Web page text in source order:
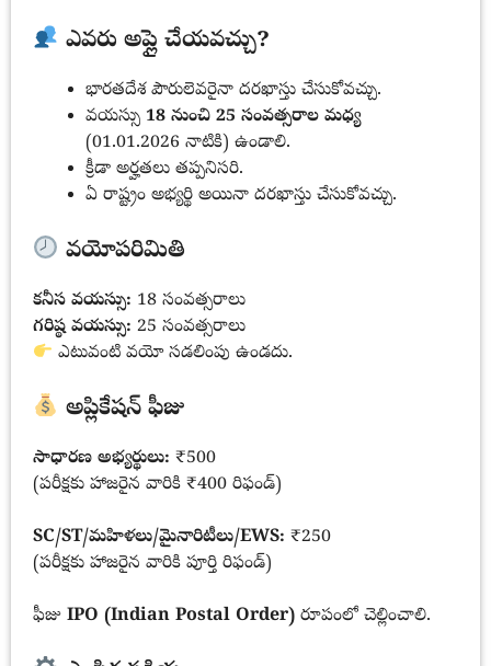
ఎవరు అప్లై చేయవచ్చు?
భారతదేశ పౌరులెవరైనా దరఖాస్తు చేసుకోవచ్చు.
వయస్సు 18 నుంచి 25 సంవత్సరాల మధ్య
(01.01.2026 నాటికి) ఉండాలి.
క్రీడా అర్హతలు తప్పనిసరి.
ఏ రాష్ట్రం అభ్యర్థి అయినా దరఖాస్తు చేసుకోవచ్చు.
వయోపరిమితి
కనీస వయస్సు: 18 సంవత్సరాలు
గరిష్ఠ వయస్సు: 25 సంవత్సరాలు
ఎటువంటి వయో సడలింపు ఉండదు.
అప్లికేషన్ ఫీజు
సాధారణ అభ్యర్థులు: ₹500
(పరీక్షకు హాజరైన వారికి ₹400 రిఫండ్)
SC/ST/మహిళలు/మైనారిటీలు/EWS: ₹250
(పరీక్షకు హాజరైన వారికి పూర్తి రిఫండ్)
ఫీజు IPO (Indian Postal Order) రూపంలో చెల్లించాలి.